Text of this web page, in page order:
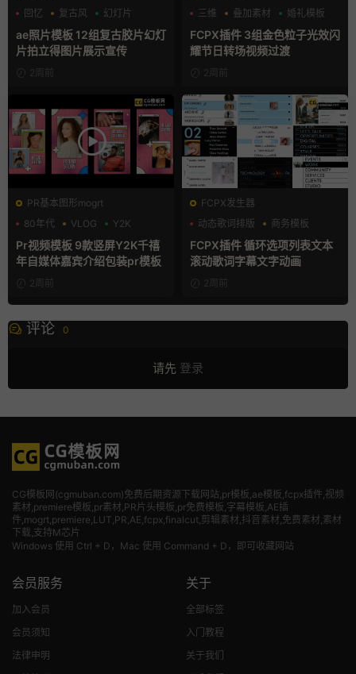
回忆
复古风 幻灯片
ae照片模板 12组复古胶片幻灯
片拍立得图片展示宣传
2周前
三维
叠加素材 婚礼模板
FCPX插件 3组金色粒子光效闪
耀节日转场视频过渡
2周前
PR基本图形mogrt
80年代
VLOG Y2K
Pr视频模板 9款竖屏Y2K千禧
年自媒体嘉宾介绍包装pr模板
2周前
FCPX发生器
动态歌词排版
商务模板
字幕模板
FCPX插件 循环选项列表文本
滚动歌词字幕文字动画
2周前
评论 0
请先 登录
CG模板网(cgmuban.com)免费后期资源下载网站,pr模板,ae模板,fcpx插件,视频
素材 ,premiere模板,pr素材,PR片头模板,pr免费模板,字幕模板,AE插
件,mogrt,premiere,LUT,PR,AE,fcpx,finalcut,剪辑素材,抖音素材,免费素材,素材
下载,支持M芯片
Windows 使用 Ctrl + D，Mac 使用 Command + D，即可收藏网站
会员服务
加入会员
会员须知
法律申明
关于
全部标签
入门教程
关于我们